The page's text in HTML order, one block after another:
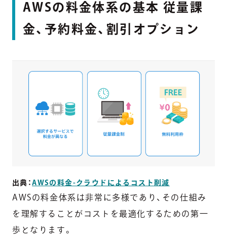
AWSの料金体系の基本 従量課
金、予約料金、割引オプション
出典：AWSの料金-クラウドによるコスト削減
AWSの料金体系は非常に多様であり、その仕組み
を理解することがコストを最適化するための第一
歩となります。